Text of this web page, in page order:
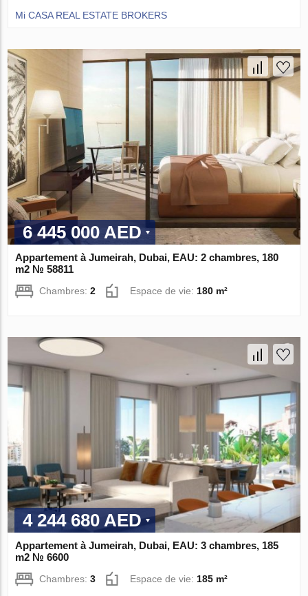
Mi CASA REAL ESTATE BROKERS
6 445 000 AED
Appartement à Jumeirah, Dubai, EAU: 2 chambres, 180
m2 № 58811
Chambres:2 Espace de vie: 180 m²
4 244 680 AED
Appartement à Jumeirah, Dubai, EAU: 3 chambres, 185
m2 № 6600
Chambres:3 Espace de vie: 185 m²